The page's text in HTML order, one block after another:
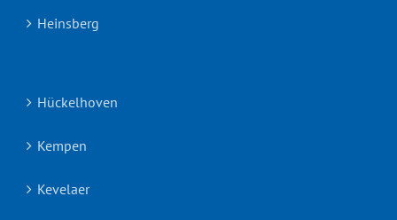
Heinsberg
Hückelhoven
Kempen
Kevelaer